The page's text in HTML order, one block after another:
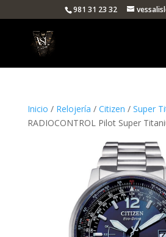
981 31 23 32
Inicio / Relojería / Citizen / Super
RADIOCONTROL Pilot Super